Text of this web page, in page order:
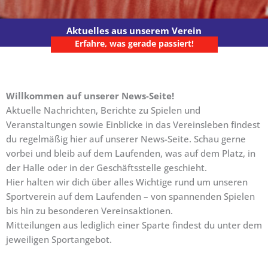
Aktuelles aus unserem Verein
Erfahre, was gerade passiert!
Willkommen auf unserer News-Seite!
Aktuelle Nachrichten, Berichte zu Spielen und
Veranstaltungen sowie Einblicke in das Vereinsleben findest
du regelmäßig hier auf unserer News-Seite. Schau gerne
vorbei und bleib auf dem Laufenden, was auf dem Platz, in
der Halle oder in der Geschäftsstelle geschieht.
Hier halten wir dich über alles Wichtige rund um unseren
Sportverein auf dem Laufenden – von spannenden Spielen
bis hin zu besonderen Vereinsaktionen.
Mitteilungen aus lediglich einer Sparte findest du unter dem
jeweiligen Sportangebot.